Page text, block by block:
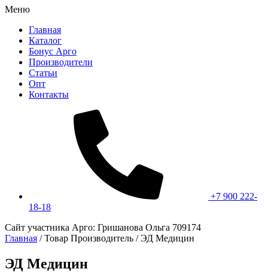
Меню
Главная
Каталог
Бонус Арго
Производители
Статьи
Опт
Контакты
+7 900 222-
18-18
Сайт участника Арго: Гришанова Ольга 709174
Главная / Товар Производитель / ЭД Медицин
ЭД Медицин